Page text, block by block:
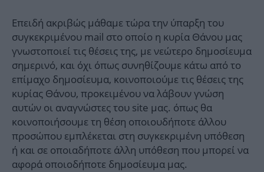
Επειδή ακριβώς μάθαμε τώρα την ύπαρξη του
συγκεκριμένου mail στο οποίο η κυρία Θάνου μας
γνωστοποιεί τις θέσεις της, με νεώτερο δημοσίευμα
σημερινό, και όχι όπως συνηθίζουμε κάτω από το
επίμαχο δημοσίευμα, κοινοποιούμε τις θέσεις της
κυρίας Θάνου, προκειμένου να λάβουν γνώση
αυτών οι αναγνώστες του site μας. όπως θα
κοινοποιήσουμε τη θέση οποιουδήποτε άλλου
προσώπου εμπλέκεται στη συγκεκριμένη υπόθεση
ή και σε οποιαδήποτε άλλη υπόθεση που μπορεί να
αφορά οποιοδήποτε δημοσίευμα μας.